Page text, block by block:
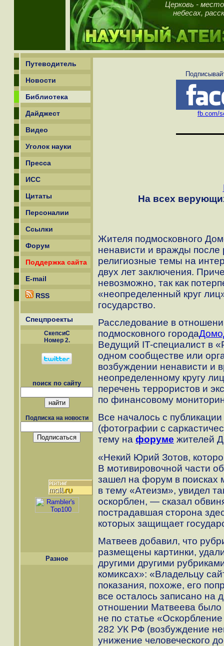
Церковь -
небесах,
Путеводитель
Новости
Библиотека
Дайджест
Видео
Уголок науки
Пресса
ИСС
Цитаты
Персоналии
Ссылки
Форум
Поддержка сайта
E-mail
RSS
Спецпроекты
СкепсиС
Номер 2.
поиск по сайту
Подписка на новости
Разное
fb.com/
На всех
Жителя подмосковного
ненависти и вражды
религиозные темы на
двух лет заключения.
невозможно, так как
«неопределенный круг
государство.
Расследование в
подмосковного города
Ведущий IT-специалист в
одном сообществе или
возбуждении ненависти и
неопределенному кругу
перечень террористов и
по финансовому
Все началось с
(фотографии с
тему на форуме жителей
«Некий Юрий Зотов,
В мотивировочной части
зашел на форум в поисках
в тему «Атеизм», увидел
оскорблен, — сказал
пострадавшая сторона
которых защищает
Матвеев добавил, что
размещены картинки,
другими другими
комиксах»: «Владельцу
показания, похоже, его
все осталось записано на
отношении Матвеева было
не по статье
282 УК РФ (возбуждение
унижение человеческого